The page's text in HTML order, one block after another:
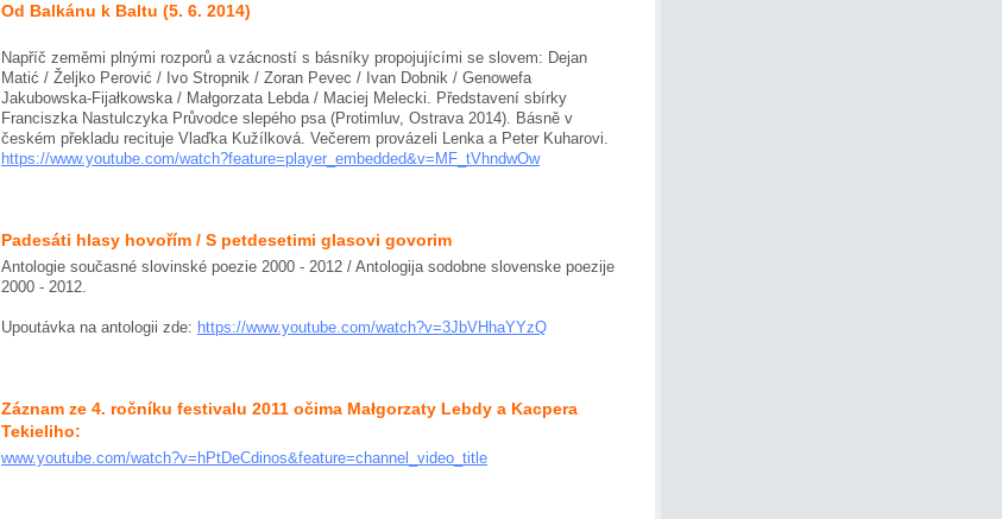
Od Balkánu k Baltu (5. 6. 2014)
Napříč zeměmi plnými rozporů a vzácností s básníky propojujícími se slovem: Dejan
Matić / Željko Perović / Ivo Stropnik / Zoran Pevec / Ivan Dobnik / Genowefa
Jakubowska-Fijałkowska / Małgorzata Lebda / Maciej Melecki. Představení sbírky
Franciszka Nastulczyka Průvodce slepého psa (Protimluv, Ostrava 2014). Básně v
českém překladu recituje Vlaďka Kužílková. Večerem provázeli Lenka a Peter Kuharovi.
https://www.youtube.com/watch?feature=player_embedded&v=MF_tVhndwOw
Padesáti hlasy hovořím / S petdesetimi glasovi govorim
Antologie současné slovinské poezie 2000 - 2012 / Antologija sodobne slovenske poezije
2000 - 2012.
Upoutávka na antologii zde: https://www.youtube.com/watch?v=3JbVHhaYYzQ
Záznam ze 4. ročníku festivalu 2011 očima Małgorzaty Lebdy a Kacpera
Tekieliho:
www.youtube.com/watch?v=hPtDeCdinos&feature=channel_video_title